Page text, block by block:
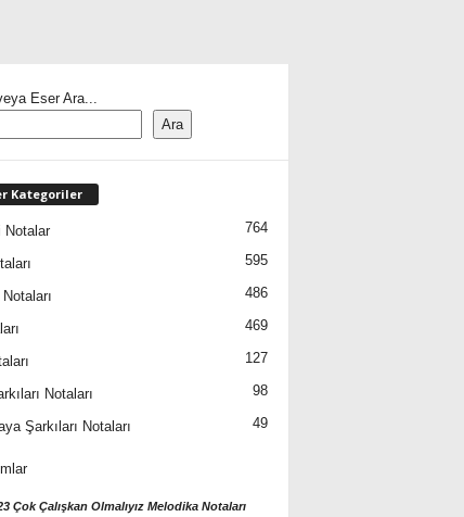
Eser Ara...
Ara
Kategoriler
Notalar 764
595
486
469
127
Notaları 98
Şarkıları Notaları 49
Çok Çalışkan Olmalıyız Melodika Notaları